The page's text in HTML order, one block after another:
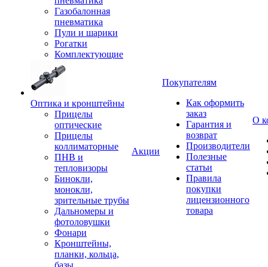
Газобалонная
пневматика
Пули и шарики
Рогатки
Комплектующие
Оптика и кронштейны
Прицелы
оптические
Прицелы
коллиматорные
ПНВ и
тепловизоры
Бинокли,
монокли,
зрительные трубы
Дальномеры и
фотоловушки
Фонари
Кронштейны,
планки, кольца,
базы
Акции
Покупателям
Как оформить
заказ
Гарантия и
возврат
Производители
Полезные
статьи
Правила
покупки
лицензионного
товара
О